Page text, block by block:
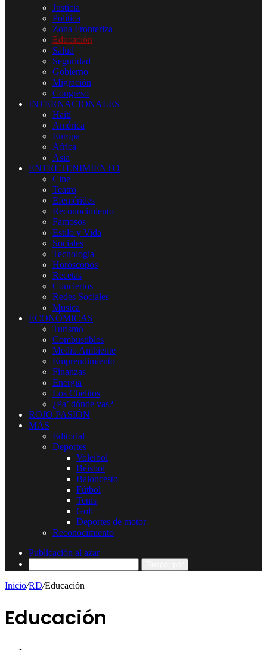
Justicia
Política
Zona Fronteriza
Educación
Salud
Seguridad
Gobierno
Migración
Congreso
INTERNACIONALES
Haití
América
Europa
Africa
Asia
ENTRETENIMIENTO
Cine
Teatro
Efemérides
Reconocimiento
Famosos
Estilo y Vida
Sociales
Tecnologia
Horóscopos
Recetas
Conciertos
Redes Sociales
Musica
ECONÓMICAS
Turismo
Combustibles
Medio Ambiente
Emprendimiento
Finanzas
Energia
Los Chelitos
¿Pa’ dónde vas?
ROJO PASIÓN
MÁS
Editorial
Deportes
Voleibol
Béisbol
Baloncesto
Fútbol
Tenis
Golf
Deportes de motor
Reconocimiento
Publicación al azar
Inicio/RD/Educación
Educación